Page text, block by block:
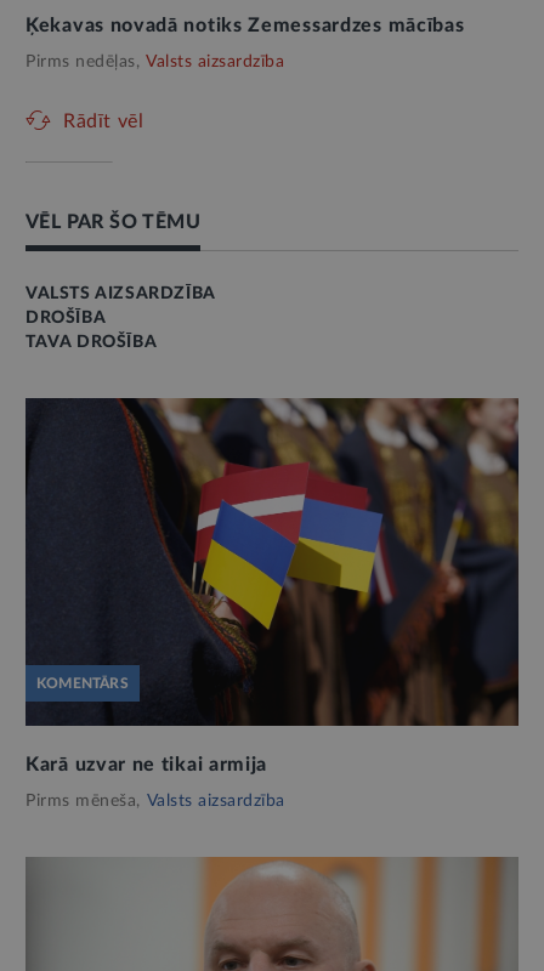
Ķekavas novadā notiks Zemessardzes mācības
Pirms nedēļas, Valsts aizsardzība
Rādīt vēl
VĒL PAR ŠO TĒMU
VALSTS AIZSARDZĪBA
DROŠĪBA
TAVA DROŠĪBA
KOMENTĀRS
Karā uzvar ne tikai armija
Pirms mēneša, Valsts aizsardzība